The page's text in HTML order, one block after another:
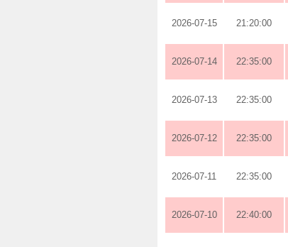
2026-07-15 21:20:00
2026-07-14 22:35:00
2026-07-13 22:35:00
2026-07-12 22:35:00
2026-07-11 22:35:00
2026-07-10 22:40:00